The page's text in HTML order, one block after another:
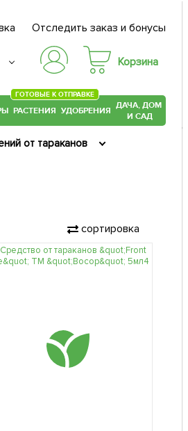
Отследить заказ и бонусы
Корзина
РАСТЕНИЯ
ГОТОВЫЕ К ОТПРАВКЕ
УДОБРЕНИЯ ДАЧА, ДОМ
И САД
от тараканов
сортировка